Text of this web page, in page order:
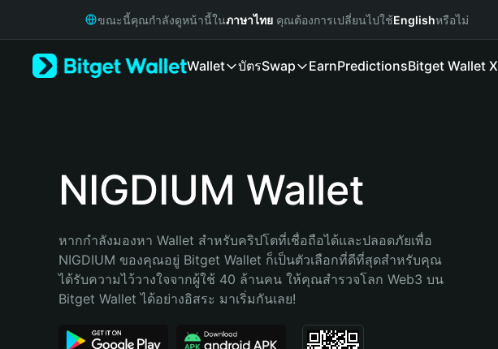
Русский
Bahasa Indonesia
Português (Brasil)
ขณะนี้คุณกำลังดูหน้านี้ในภาษาไทย คุณต้องการเปลี่ยนไปใช้Englishหรือไม่
Wallet บัตรSwap EarnPredictionsBitget Wallet X
NIGDIUM Wallet
หากกำลังมองหา Wallet สำหรับคริปโตที่เชื่อถือได้และปลอดภัยเพื่อ
NIGDIUM ของคุณอยู่ Bitget Wallet ก็เป็นตัวเลือกที่ดีที่สุดสำหรับคุณ
ได้รับความไว้วางใจจากผู้ใช้ 40 ล้านคน ให้คุณสำรวจโลก Web3 บน
Bitget Wallet ได้อย่างอิสระ มาเริ่มกันเลย!